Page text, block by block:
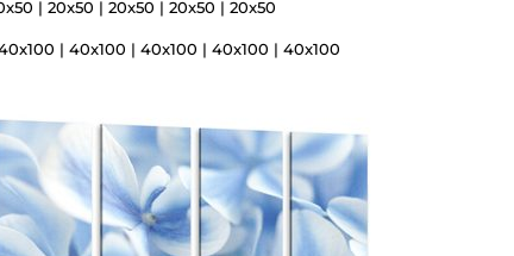
| 20x50 | 20x50 | 20x50 | 20x50
| 40x100 | 40x100 | 40x100 | 40x100